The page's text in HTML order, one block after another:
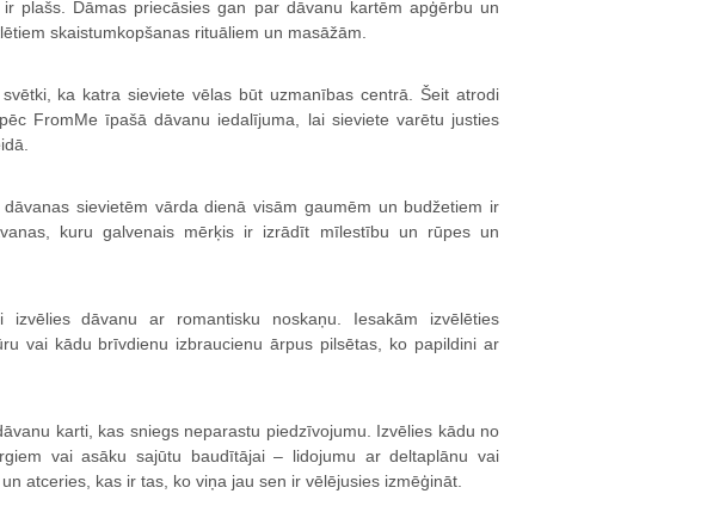
plašs. Dāmas priecāsies gan par dāvanu kartēm apģērbu un
skaistumkopšanas rituāliem un masāžām.
ka katra sieviete vēlas būt uzmanības centrā. Šeit atrodi
FromMe īpašā dāvanu iedalījuma, lai sieviete varētu justies
sievietēm vārda dienā visām gaumēm un budžetiem ir
kuru galvenais mērķis ir izrādīt mīlestību un rūpes un
dāvanu ar romantisku noskaņu. Iesakām izvēlēties
vai kādu brīvdienu izbraucienu ārpus pilsētas, ko papildini ar
karti, kas sniegs neparastu piedzīvojumu. Izvēlies kādu no
vai asāku sajūtu baudītājai – lidojumu ar deltaplānu vai
atceries, kas ir tas, ko viņa jau sen ir vēlējusies izmēģināt.